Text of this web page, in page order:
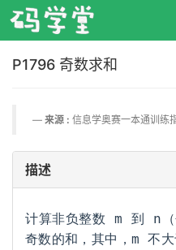
P1796 奇数求和
来源 : 信息学奥赛一本通训练
描述
计算非负整数 m 到 n
奇数的和，其中，m 不